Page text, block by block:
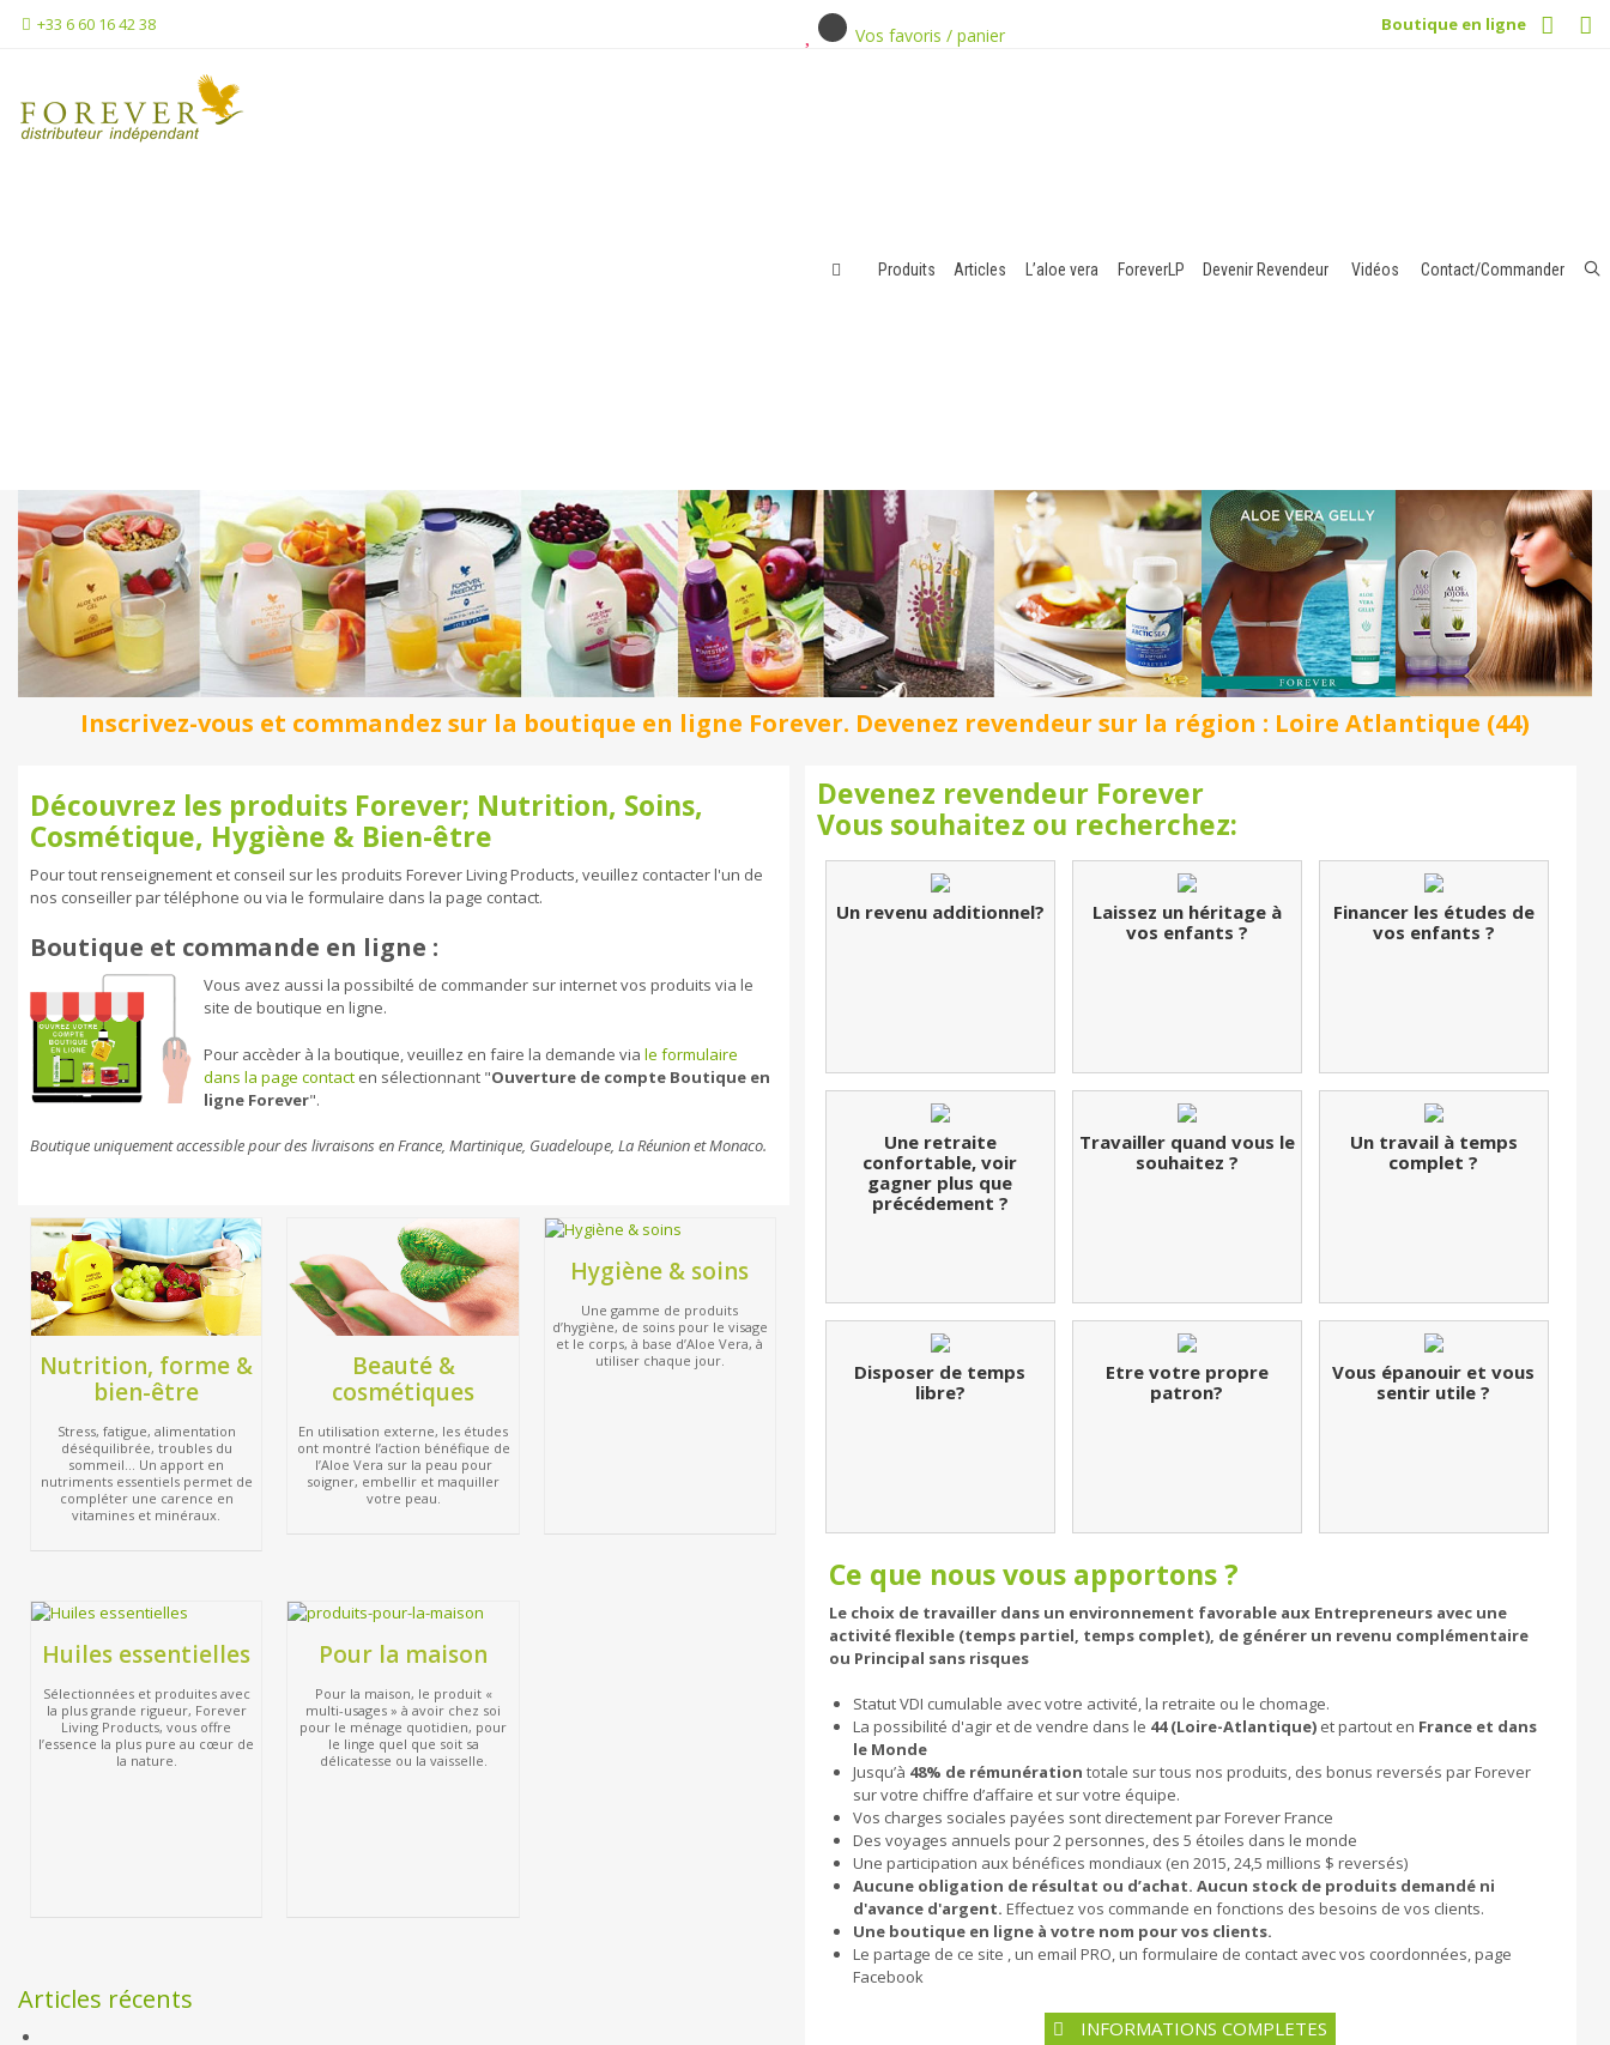
+33 6 60 16 42 38 Vos favoris / panier Boutique en ligne
Produits Articles L’aloe vera ForeverLP Devenir Revendeur Vidéos Contact/Commander
Inscrivez-vous et commandez sur la boutique en ligne Forever. Devenez revendeur sur la région : Loire Atlantique (44)
Découvrez les produits Forever; Nutrition, Soins,
Cosmétique, Hygiène & Bien-être
Pour tout renseignement et conseil sur les produits Forever Living Products, veuillez contacter l'un de
nos conseiller par téléphone ou via le formulaire dans la page contact.
Boutique et commande en ligne :
Vous avez aussi la possibilté de commander sur internet vos produits via le
site de boutique en ligne.
Pour accèder à la boutique, veuillez en faire la demande viale formulaire
dans la page contact en sélectionnant "Ouverture de compte Boutique en
ligne Forever".
Boutique uniquement accessible pour des livraisons en France, Martinique, Guadeloupe, La Réunion et Monaco.
Nutrition, forme &
bien-être
Stress, fatigue, alimentation
déséquilibrée, troubles du
sommeil… Un apport en
nutriments essentiels permet de
compléter une carence en
vitamines et minéraux.
Beauté &
cosmétiques
En utilisation externe, les études
ont montré l’action bénéfique de
l’Aloe Vera sur la peau pour
soigner, embellir et maquiller
votre peau.
Hygiène & soins
Une gamme de produits
d’hygiène, de soins pour le visage
et le corps, à base d’Aloe Vera, à
utiliser chaque jour.
Huiles essentielles
Sélectionnées et produites avec
la plus grande rigueur, Forever
Living Products, vous offre
l’essence la plus pure au cœur de
la nature.
Pour la maison
Pour la maison, le produit «
multi-usages » à avoir chez soi
pour le ménage quotidien, pour
le linge quel que soit sa
délicatesse ou la vaisselle.
Articles récents
Devenez revendeur Forever
Vous souhaitez ou recherchez:
Un revenu additionnel?
Laissez un héritage à
vos enfants ?
Financer les études de
vos enfants ?
Une retraite
confortable, voir
gagner plus que
précédement ?
Travailler quand vous le
souhaitez ?
Un travail à temps
complet ?
Disposer de temps
libre?
Etre votre propre
patron?
Vous épanouir et vous
sentir utile ?
Ce que nous vous apportons ?
Le choix de travailler dans un environnement favorable aux Entrepreneurs avec une
activité flexible (temps partiel, temps complet), de générer un revenu complémentaire
ou Principal sans risques
Statut VDI cumulable avec votre activité, la retraite ou le chomage.
La possibilité d'agir et de vendre dans le 44 (Loire-Atlantique) et partout en France et dans
le Monde
Jusqu’à 48% de rémunérationtotale sur tous nos produits, des bonus reversés par Forever
sur votre chiffre d’affaire et sur votre équipe.
Vos charges sociales payées sont directement par Forever France
Des voyages annuels pour 2 personnes, des 5 étoiles dans le monde
Une participation aux bénéfices mondiaux (en 2015, 24,5 millions $ reversés)
Aucune obligation de résultat ou d’achat. Aucun stock de produits demandé ni
d'avance d'argent. Effectuez vos commande en fonctions des besoins de vos clients.
Une boutique en ligne à votre nom pour vos clients.
Le partage de ce site , un email PRO, un formulaire de contact avec vos coordonnées, page
Facebook
INFORMATIONS COMPLETES